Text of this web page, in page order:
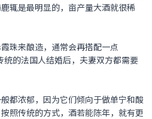
辄是最明显的，亩产量大酒就很稀
珠来酿造，通常会再搭配一点
的法国人结婚后，夫妻双方都需要
都浓郁，因为它们倾向于做单宁和酸
照传统的方式，酒若能陈年，就有更